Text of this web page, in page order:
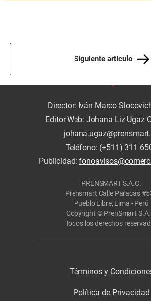
Siguiente artículo
Director: Iván Marco
Editor Web: Johana Liz Ugaz
Teléfono: (+511) 311
Publicidad:
PRENSMART S.A.C.
Prensmart Calle Paracas
Pueblo Libre, Lima - Perú
Copyright © PrenSmart
Todos los derechos
Términos y
Política de Privacidad